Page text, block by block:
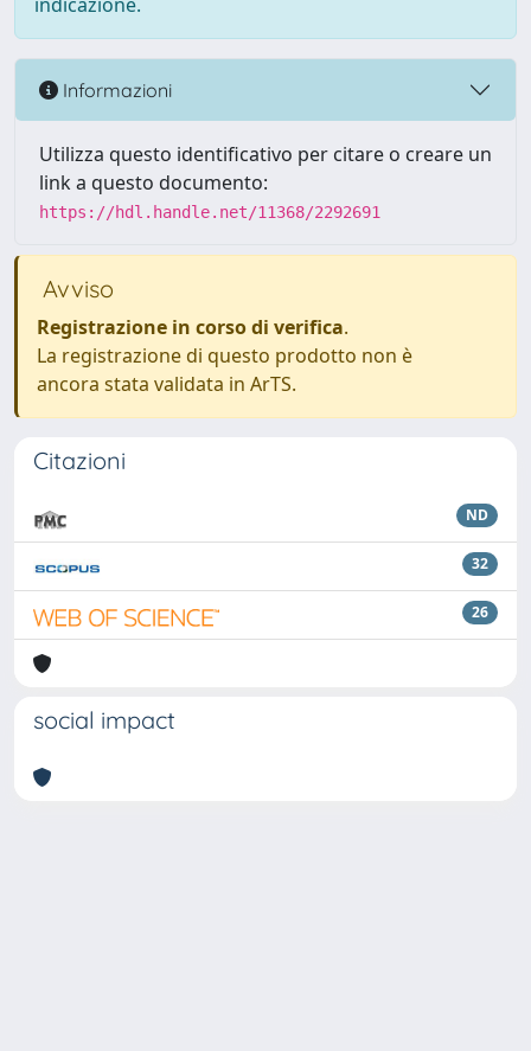
Informazioni
Utilizza questo identificativo per citare o creare un
link a questo documento:
https://hdl.handle.net/11368/2292691
Avviso
Registrazione in corso di verifica.
La registrazione di questo prodotto non è
ancora stata validata in ArTS.
Citazioni
ND
32
26
social impact